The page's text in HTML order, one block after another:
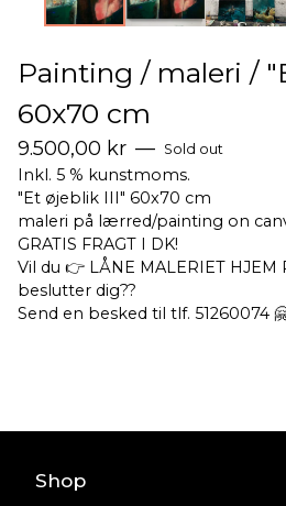
Painting / maleri /
60x70 cm
9.500,00 kr — Sold out
Inkl. 5 % kunstmoms.
"Et øjeblik III" 60x70 cm
maleri på lærred/painting on
GRATIS FRAGT I DK!
Vil du 👉 LÅNE MALERIET
beslutter dig??
Send en besked til tlf. 51260074
Shop